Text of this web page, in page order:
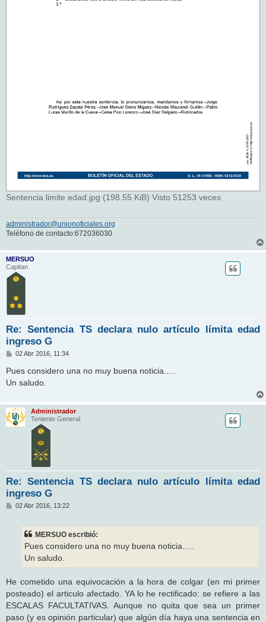
Sentencia limite edad.jpg (198.55 KiB) Visto 51253 veces
administrador@unionoficiales.org
Teléfono de contacto:672036030
MERSUO
Capitan
Re: Sentencia TS declara nulo artículo límita edad
ingreso G
M
n
s
a
02 Abr 2016, 11:34
Pues considero una no muy buena noticia.....
Un saludo.
Administrador
Teniente General
Re: Sentencia TS declara nulo artículo límita edad
ingreso G
M
02 Abr 2016, 13:22
MERSUO escribió:
Pues considero una no muy buena noticia.....
Un saludo.
He cometido una equivocación a la hora de colgar (en mi primer
posteado) el articulo afectado. YA lo he rectificado: se refiere a las
ESCALAS FACULTATIVAS. Aunque no quita que sea un primer
paso (y es opinión particular) que algún día haya una sentencia en